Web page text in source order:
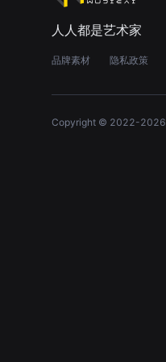
人人都是艺术家
品牌素材 隐私政策
Copyright © 2022-2026